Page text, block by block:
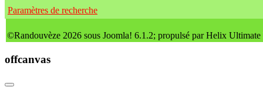
Paramètres de recherche
©Randouvèze 2026 sous Joomla! 6.1.2; propulsé par Helix Ultimate
offcanvas